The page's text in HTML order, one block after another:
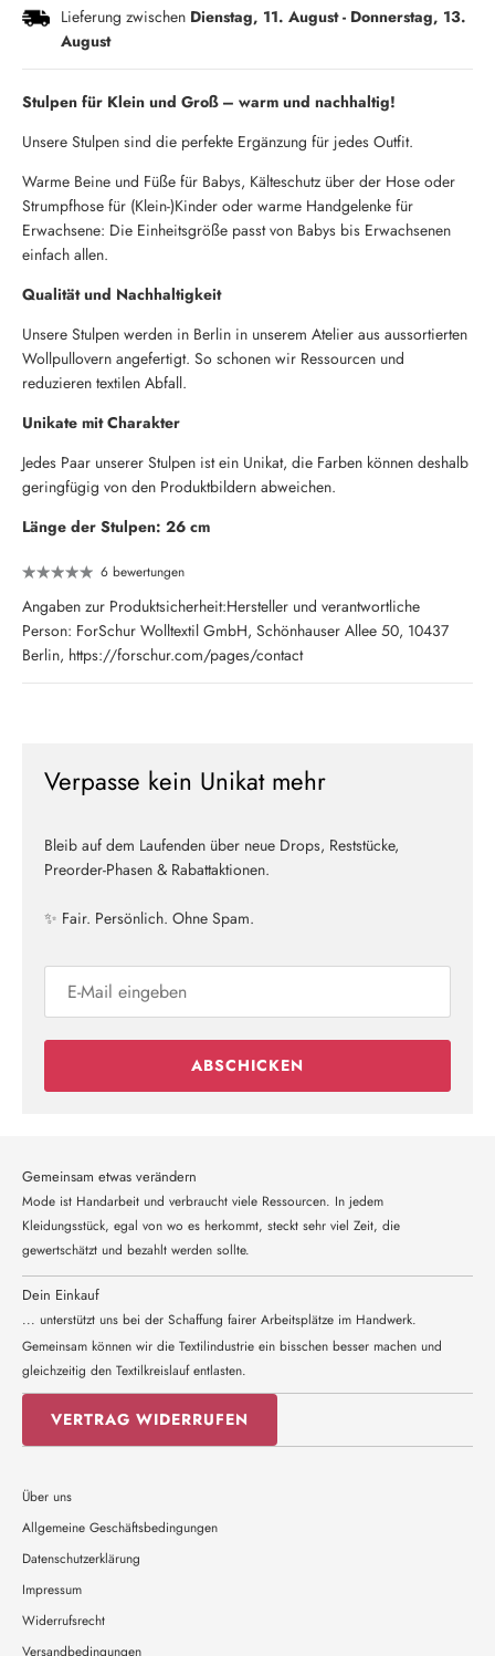
Lieferung zwischen Dienstag, 11. August- Donnerstag, 13.
August
Stulpen für Klein und Groß – warm und nachhaltig!
Unsere Stulpen sind die perfekte Ergänzung für jedes Outfit.
Warme Beine und Füße für Babys, Kälteschutz über der Hose oder
Strumpfhose für (Klein-)Kinder oder warme Handgelenke für
Erwachsene: Die Einheitsgröße passt von Babys bis Erwachsenen
einfach allen.
Qualität und Nachhaltigkeit
Unsere Stulpen werden in Berlin in unserem Atelier aus aussortierten
Wollpullovern angefertigt. So schonen wir Ressourcen und
reduzieren textilen Abfall.
Unikate mit Charakter
Jedes Paar unserer Stulpen ist ein Unikat, die Farben können deshalb
geringfügig von den Produktbildern abweichen.
Länge der Stulpen: 26 cm
6 bewertungen
Angaben zur Produktsicherheit:Hersteller und verantwortliche
Person: ForSchur Wolltextil GmbH, Schönhauser Allee 50, 10437
Berlin, https://forschur.com/pages/contact
Verpasse kein Unikat mehr
Bleib auf dem Laufenden über neue Drops, Reststücke,
Preorder-Phasen & Rabattaktionen.
✨ Fair. Persönlich. Ohne Spam.
ABSCHICKEN
Gemeinsam etwas verändern
Mode ist Handarbeit und verbraucht viele Ressourcen. In jedem
Kleidungsstück, egal von wo es herkommt, steckt sehr viel Zeit, die
gewertschätzt und bezahlt werden sollte.
Dein Einkauf
... unterstützt uns bei der Schaffung fairer Arbeitsplätze im Handwerk.
Gemeinsam können wir die Textilindustrie ein bisschen besser machen und
gleichzeitig den Textilkreislauf entlasten.
VERTRAG WIDERRUFEN
Über uns
Allgemeine Geschäftsbedingungen
Datenschutzerklärung
Impressum
Widerrufsrecht
Versandbedingungen